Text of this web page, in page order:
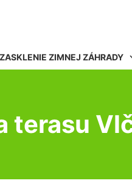
ZASKLENIE ZIMNEJ ZÁHRADY
terasu